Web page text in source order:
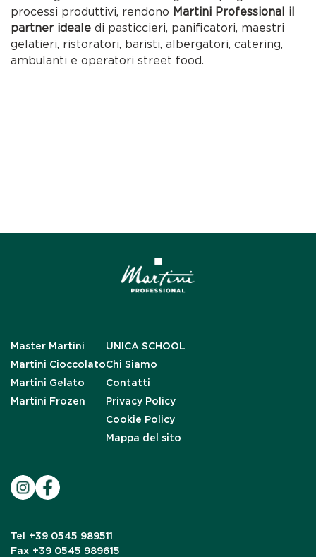
processi produttivi, rendono Martini Professional il
partner ideale di pasticcieri, panificatori, maestri
gelatieri, ristoratori, baristi, albergatori, catering,
ambulanti e operatori street food.
Master Martini
Martini Cioccolato
Martini Gelato
Martini Frozen
UNICA SCHOOL
Chi Siamo
Contatti
Privacy Policy
Cookie Policy
Mappa del sito
Tel
+39 0545 989511
Fax +39 0545 989615